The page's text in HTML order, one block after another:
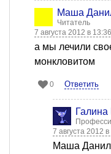
Маша
Читатель
7 августа 2012 в 13:36
а мы лечили
монкловитом
0 Ответить
7 августа 2012
Маша